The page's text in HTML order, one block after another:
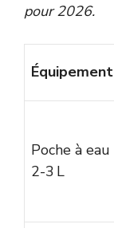
pour 2026.
Équipement
Poche à eau
2-3 L